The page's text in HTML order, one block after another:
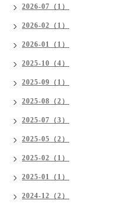
2026-07（1）
2026-02（1）
2026-01（1）
2025-10（4）
2025-09（1）
2025-08（2）
2025-07（3）
2025-05（2）
2025-02（1）
2025-01（1）
2024-12（2）